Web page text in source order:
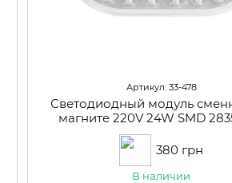
Артикул: 33-478
Светодиодный модуль
магните 220V 24W SMD
WW+NW+CW IP20 (LW-
380 грн
В наличии